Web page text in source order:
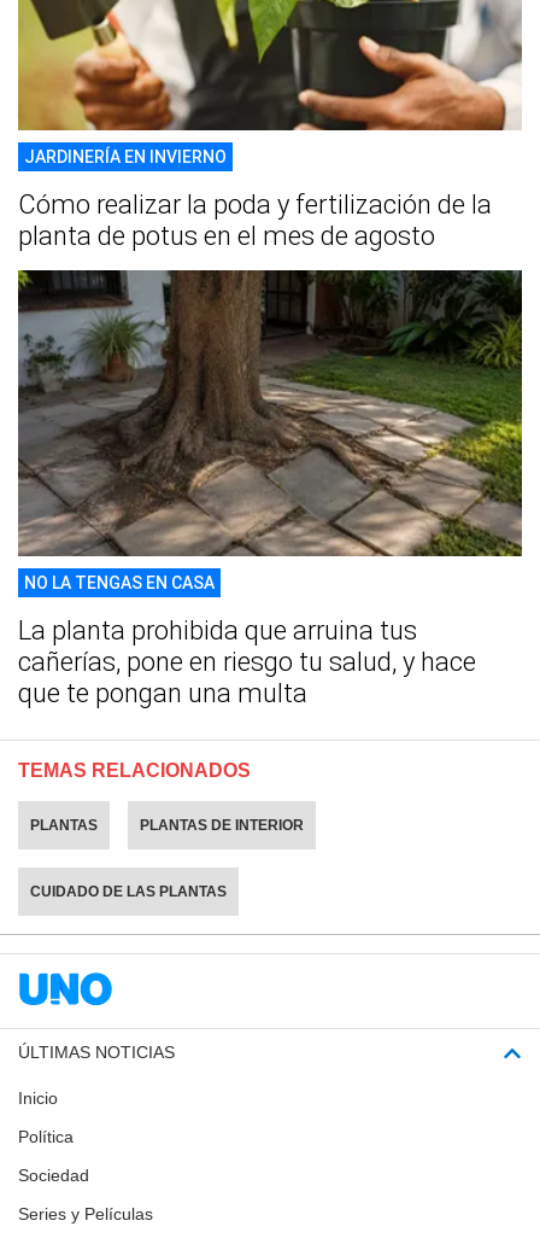
JARDINERÍA EN INVIERNO
Cómo realizar la poda y fertilización de la
planta de potus en el mes de agosto
NO LA TENGAS EN CASA
La planta prohibida que arruina tus
cañerías, pone en riesgo tu salud, y hace
que te pongan una multa
TEMAS RELACIONADOS
PLANTAS PLANTAS DE INTERIOR
CUIDADO DE LAS PLANTAS
ÚLTIMAS NOTICIAS
Inicio
Política
Sociedad
Series y Películas